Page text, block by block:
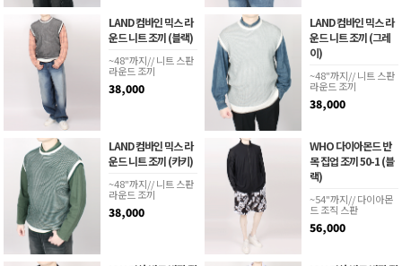
LAND 컴바인 믹스 라
운드 니트 조끼 (블랙)
~48"까지// 니트 스판
라운드 조끼
38,000
LAND 컴바인 믹스 라
운드 니트 조끼 (그레
이)
~48"까지// 니트 스판
라운드 조끼
38,000
LAND 컴바인 믹스 라
운드 니트 조끼 (카키)
~48"까지// 니트 스판
라운드 조끼
38,000
WHO 다이아몬드 반
목 집업 조끼 50-1 (블
랙)
~54"까지// 다이아몬
드 조직 스판
56,000